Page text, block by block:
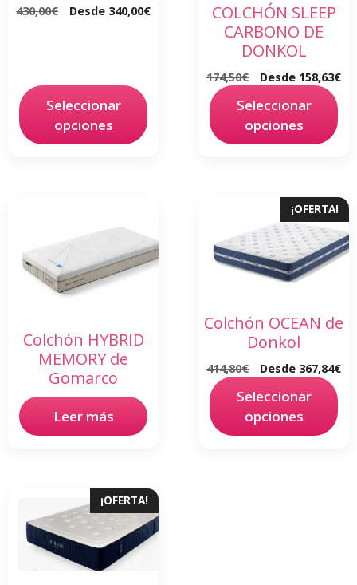
430,00€ Desde 340,00€
Seleccionar
opciones
COLCHÓN SLEEP
CARBONO DE
DONKOL
174,50€ Desde 158,63€
Seleccionar
opciones
Colchón HYBRID
MEMORY de
Gomarco
Leer más
¡OFERTA!
Colchón OCEAN de
Donkol
414,80€ Desde 367,84€
Seleccionar
opciones
¡OFERTA!